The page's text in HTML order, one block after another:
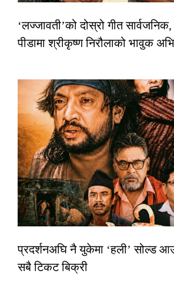
‘लज्जावती’को दोस्रो गीत
पीडामा श्रीकृष्ण निरौलाको भावुक
प्रदर्शनअघि नै युकेमा ‘हली’ सोल्ड
सबै टिकट बिक्री